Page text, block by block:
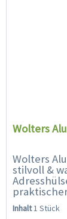
Wolters
Wolters
stilvoll &
Stil. Ob
Inhalt1 Stück